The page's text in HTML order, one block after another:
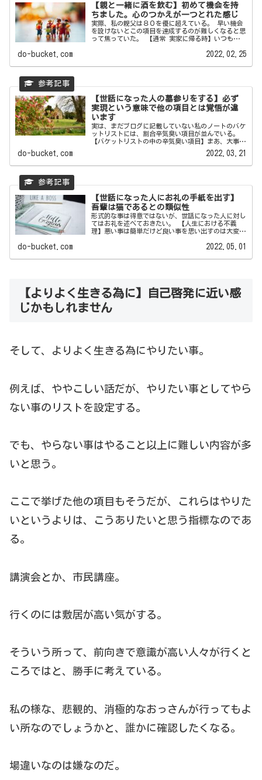
【親と一緒に酒を飲む】初めて機会を持
ちました。心のつかえが一つとれた感じ
実際、私の親父は８０を優に超えている。 早い機会
を設けないとこの項目を達成するのが難しくなると思
って焦っていた。 【通常 実家に帰る時】いつも地元
do-bucket.com 2022.02.25
【世話になった人の墓参りをする】必ず
実現という意味で他の項目とは覚悟が違
います
実は、まだブログに記載していない私のノートのバケ
ットリストには、割合辛気臭い項目が並んでいる。
【バケットリストの中の辛気臭い項目】まあ、大事な
do-bucket.com 2022.03.21
【世話になった人にお礼の手紙を出す】
吾輩は猫であるとの類似性
形式的な事は得意ではないが、世話になった人に対し
てはお礼を述べておきたい。 【人生における不義
理】悪い事は簡単だけど良い事を思い出すのは大変
do-bucket.com 2022.05.01
【よりよく生きる為に】自己啓発に近い感
じかもしれません
そして、よりよく生きる為にやりたい事。
例えば、ややこしい話だが、やりたい事としてやら
ない事のリストを設定する。
でも、やらない事はやること以上に難しい内容が多
いと思う。
ここで挙げた他の項目もそうだが、これらはやりた
いというよりは、こうありたいと思う指標なのであ
る。
講演会とか、市民講座。
行くのには敷居が高い気がする。
そういう所って、前向きで意識が高い人々が行くと
ころではと、勝手に考えている。
私の様な、悲観的、消極的なおっさんが行ってもよ
い所なのでしょうかと、誰かに確認したくなる。
場違いなのは嫌なのだ。